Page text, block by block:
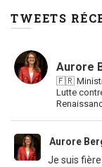
TWEETS
Aurore
🇫🇷
Lutte
Aurore
Je suis